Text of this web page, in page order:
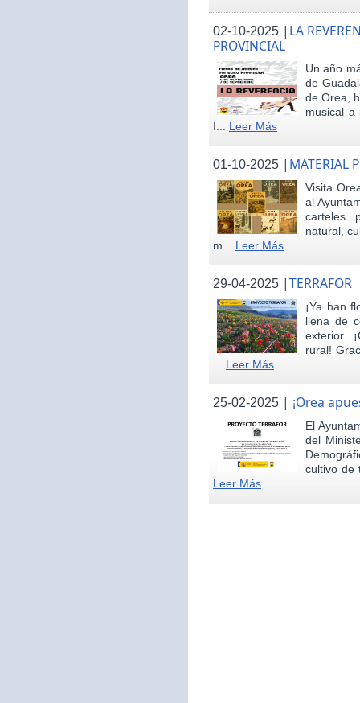
02-10-2025 | LA
PROVINCIAL
Un año
de
de Orea,
musical a
I... Leer Más
01-10-2025 | MATERIAL
Visita
al
carteles
natural,
m... Leer Más
29-04-2025 |TERRAFOR
¡Ya han
llena de
exterior.
rural!
... Leer Más
25-02-2025 | ¡Orea
El
del
cultivo de
Leer Más